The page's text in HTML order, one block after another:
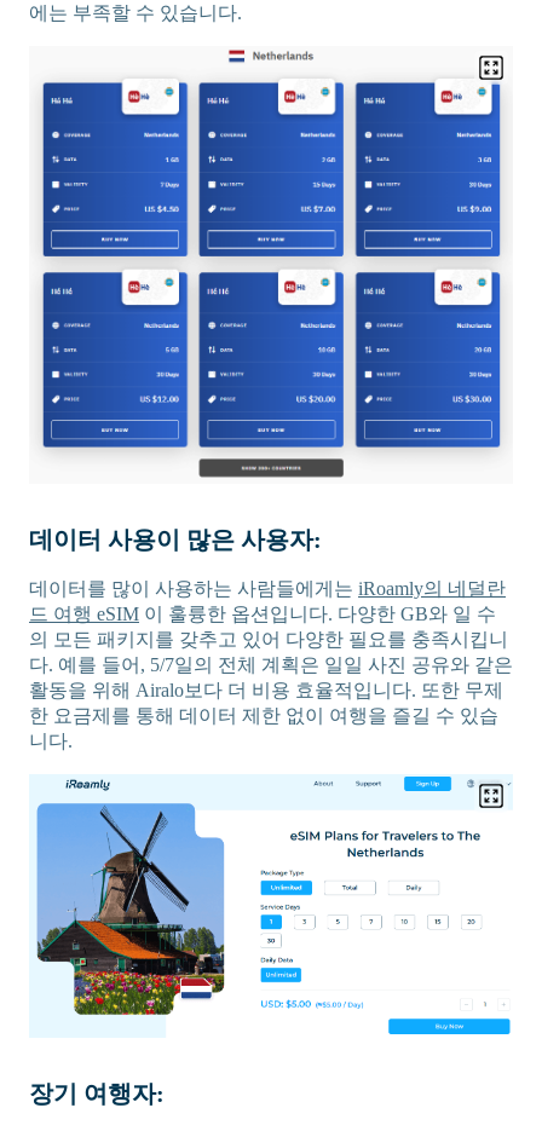
에는 부족할 수 있습니다.
데이터 사용이 많은 사용자:
데이터를 많이 사용하는 사람들에게는 iRoamly의 네덜란
드 여행 eSIM 이 훌륭한 옵션입니다. 다양한 GB와 일 수
의 모든 패키지를 갖추고 있어 다양한 필요를 충족시킵니
다. 예를 들어, 5/7일의 전체 계획은 일일 사진 공유와 같은
활동을 위해 Airalo보다 더 비용 효율적입니다. 또한 무제
한 요금제를 통해 데이터 제한 없이 여행을 즐길 수 있습
니다.
장기 여행자: